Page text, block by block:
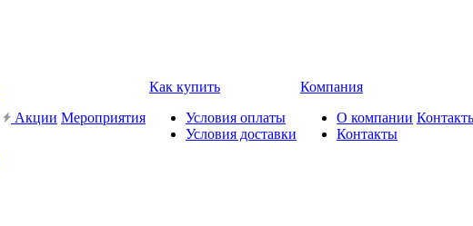
Акции Мероприятия
Как купить
Условия оплаты
Условия доставки
Компания
О компании
Контакты